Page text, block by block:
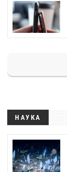
НАУКА